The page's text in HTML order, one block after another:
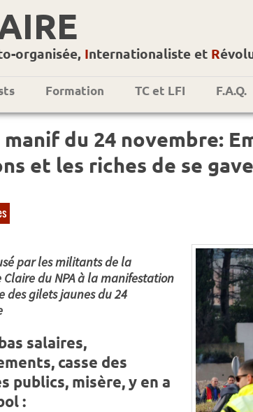
organisée, Internationaliste et R
Formation TC et LFI F.A.Q.
du 24 novembre:
et les riches de se
par les militants de la
Claire du NPA à la manifestation
des gilets jaunes du 24
salaires,
casse des
publics, misère, y en a
: